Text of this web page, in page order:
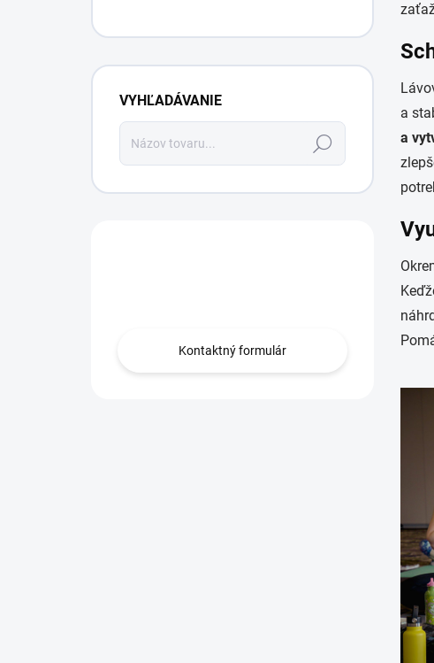
VYHĽADÁVANIE
Hľadať
Kontaktný formulár
a
a